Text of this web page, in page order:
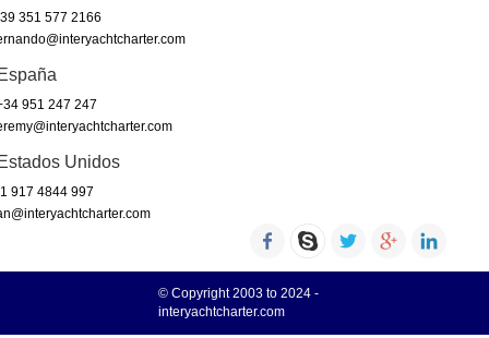
351 577 2166
951 247 247
Unidos
917 4844 997
© Copyright 2003 to 2024 -
interyachtcharter.com